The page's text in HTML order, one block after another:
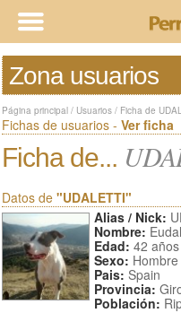
Zona usuarios
Página principal / Usuarios / Ficha de
Fichas de usuarios - Ver ficha
Ficha de...
Datos de "UDALETTI"
Alias / Nick:
Nombre:
Edad: 42 años
Sexo: Hombre
Pais: Spain
Provincia:
Población: